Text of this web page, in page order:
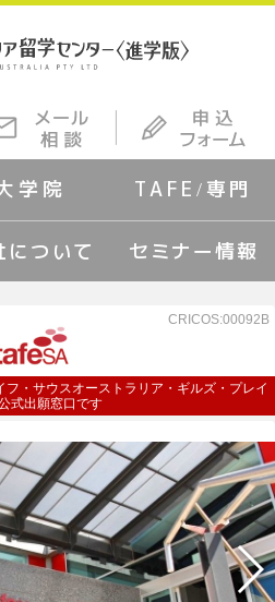
学院 TAFE/専門
について セミナー情報
CRICOS:00092B
・サウスオーストラリア・ギルズ・プレイ
式出願窓口です